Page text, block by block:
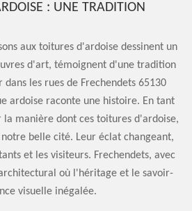
: UNE TRADITION
aux toitures d'ardoise dessinent un
d'art, témoignent d'une tradition
les rues de Frechendets 65130
ardoise raconte une histoire. En tant
la manière dont ces toitures d'ardoise,
belle cité. Leur éclat changeant,
et les visiteurs. Frechendets, avec
où l'héritage et le savoir-
visuelle inégalée.